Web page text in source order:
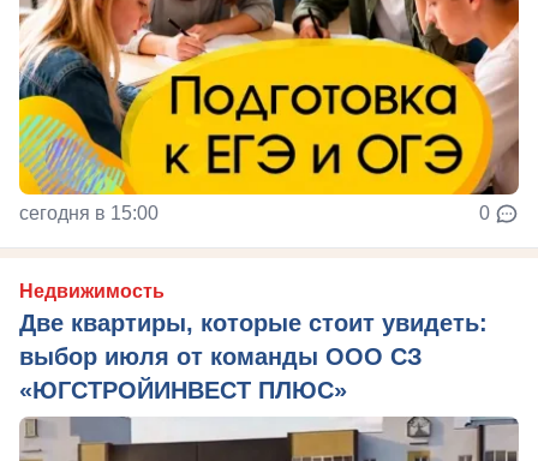
сегодня в 15:00 0
Недвижимость
Две квартиры, которые стоит увидеть:
выбор июля от команды ООО СЗ
«ЮГСТРОЙИНВЕСТ ПЛЮС»